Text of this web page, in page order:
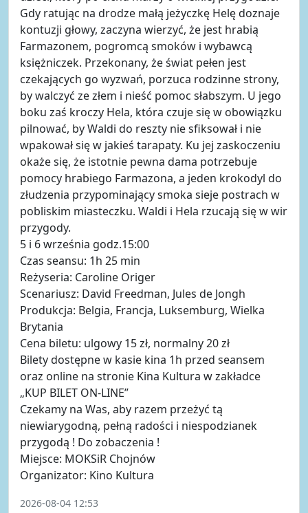
Gdy ratując na drodze małą jeżyczkę Helę doznaje
kontuzji głowy, zaczyna wierzyć, że jest hrabią
Farmazonem, pogromcą smoków i wybawcą
księżniczek. Przekonany, że świat pełen jest
czekających go wyzwań, porzuca rodzinne strony,
by walczyć ze złem i nieść pomoc słabszym. U jego
boku zaś kroczy Hela, która czuje się w obowiązku
pilnować, by Waldi do reszty nie sfiksował i nie
wpakował się w jakieś tarapaty. Ku jej zaskoczeniu
okaże się, że istotnie pewna dama potrzebuje
pomocy hrabiego Farmazona, a jeden krokodyl do
złudzenia przypominający smoka sieje postrach w
pobliskim miasteczku. Waldi i Hela rzucają się w wir
przygody.
5 i 6 września godz.15:00
Czas seansu: 1h 25 min
Reżyseria: Caroline Origer
Scenariusz: David Freedman, Jules de Jongh
Produkcja: Belgia, Francja, Luksemburg, Wielka
Brytania
Cena biletu: ulgowy 15 zł, normalny 20 zł
Bilety dostępne w kasie kina 1h przed seansem
oraz online na stronie Kina Kultura w zakładce
„KUP BILET ON-LINE”
Czekamy na Was, aby razem przeżyć tą
niewiarygodną, pełną radości i niespodzianek
przygodą ! Do zobaczenia !
Miejsce: MOKSiR Chojnów
Organizator: Kino Kultura
2026-08-04 12:53